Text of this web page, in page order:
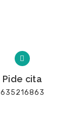
Pide cita
635216863